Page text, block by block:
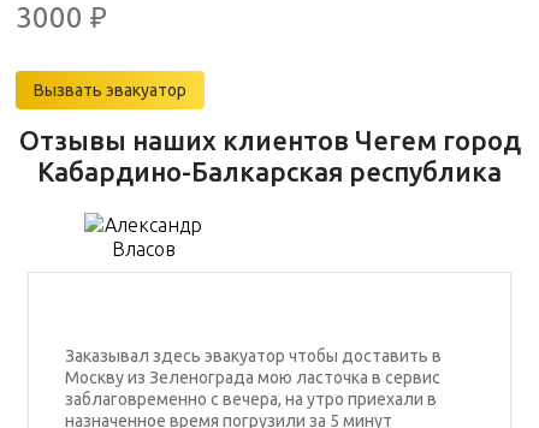
3000 ₽
Вызвать эвакуатор
Отзывы наших клиентов Чегем город
Кабардино-Балкарская республика
Заказывал здесь эвакуатор чтобы доставить в
Москву из Зеленограда мою ласточка в сервис
заблаговременно с вечера, на утро приехали в
назначенное время погрузили за 5 минут